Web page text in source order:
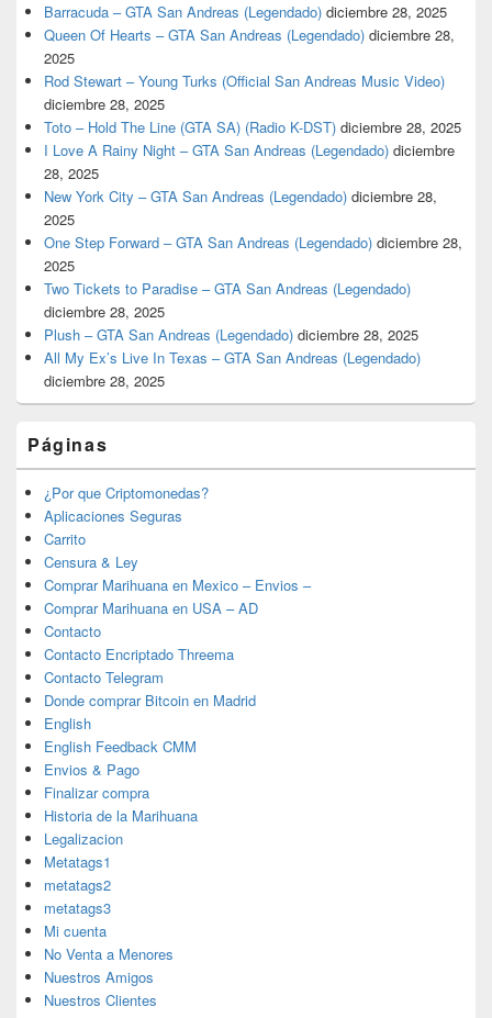
Barracuda – GTA San Andreas (Legendado) diciembre 28, 2025
Queen Of Hearts – GTA San Andreas (Legendado) diciembre 28,
2025
Rod Stewart – Young Turks (Official San Andreas Music Video)
diciembre 28, 2025
Toto – Hold The Line (GTA SA) (Radio K-DST) diciembre 28, 2025
I Love A Rainy Night – GTA San Andreas (Legendado) diciembre
28, 2025
New York City – GTA San Andreas (Legendado) diciembre 28,
2025
One Step Forward – GTA San Andreas (Legendado) diciembre 28,
2025
Two Tickets to Paradise – GTA San Andreas (Legendado)
diciembre 28, 2025
Plush – GTA San Andreas (Legendado) diciembre 28, 2025
All My Ex’s Live In Texas – GTA San Andreas (Legendado)
diciembre 28, 2025
Páginas
¿Por que Criptomonedas?
Aplicaciones Seguras
Carrito
Censura & Ley
Comprar Marihuana en Mexico – Envios –
Comprar Marihuana en USA – AD
Contacto
Contacto Encriptado Threema
Contacto Telegram
Donde comprar Bitcoin en Madrid
English
English Feedback CMM
Envios & Pago
Finalizar compra
Historia de la Marihuana
Legalizacion
Metatags1
metatags2
metatags3
Mi cuenta
No Venta a Menores
Nuestros Amigos
Nuestros Clientes